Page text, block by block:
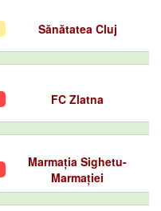
Sănătatea Cluj
FC Zlatna
Marmația Sighetu-
Marmației